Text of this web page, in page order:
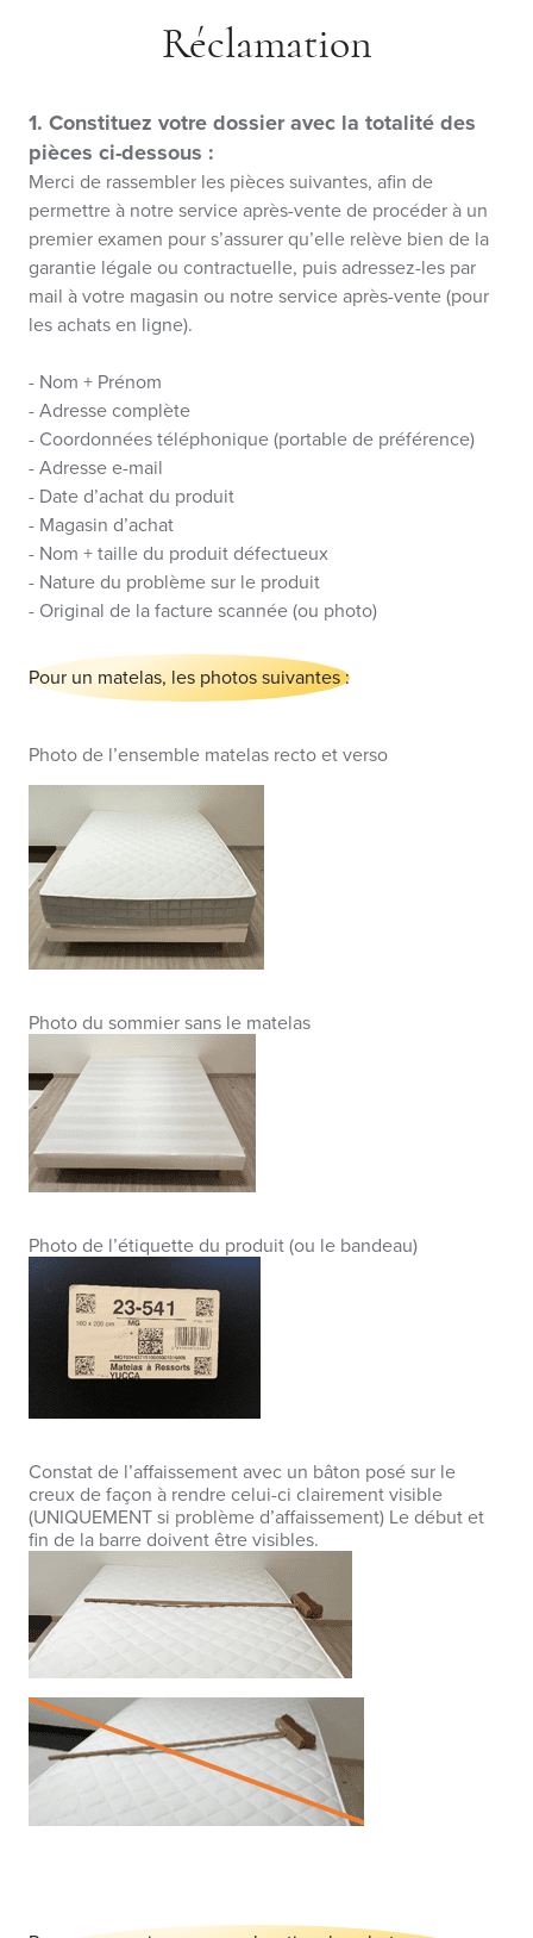
Réclamation
1. Constituez votre dossier avec la totalité des
pièces ci-dessous :
Merci de rassembler les pièces suivantes, afin de
permettre à notre service après-vente de procéder à un
premier examen pour s’assurer qu’elle relève bien de la
garantie légale ou contractuelle, puis adressez-les par
mail à votre magasin ou notre service après-vente (pour
les achats en ligne).
- Nom + Prénom
- Adresse complète
- Coordonnées téléphonique (portable de préférence)
- Adresse e-mail
- Date d’achat du produit
- Magasin d’achat
- Nom + taille du produit défectueux
- Nature du problème sur le produit
- Original de la facture scannée (ou photo)
Pour un matelas, les photos suivantes :
Photo de l’ensemble matelas recto et verso
Photo du sommier sans le matelas
Photo de l’étiquette du produit (ou le bandeau)
Constat de l’affaissement avec un bâton posé sur le
creux de façon à rendre celui-ci clairement visible
(UNIQUEMENT si problème d’affaissement) Le début et
fin de la barre doivent être visibles.